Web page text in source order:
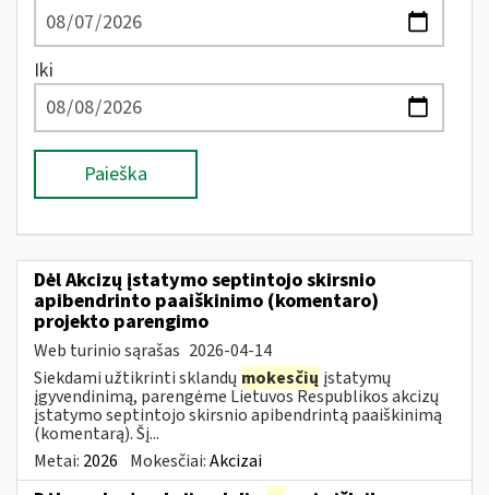
Iki
Paieška
Dėl Akcizų įstatymo septintojo skirsnio
apibendrinto paaiškinimo (komentaro)
projekto parengimo
Web turinio sąrašas 2026-04-14
Siekdami užtikrinti sklandų mokesčių įstatymų
įgyvendinimą, parengėme Lietuvos Respublikos akcizų
įstatymo septintojo skirsnio apibendrintą paaiškinimą
(komentarą). Šį...
Metai: 2026 Mokesčiai:Akcizai